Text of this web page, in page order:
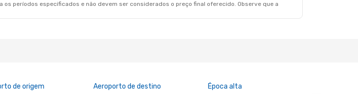
períodos especificados e não devem ser considerados o preço final oferecido. Observe que a
de origem Aeroporto de destino Época alta